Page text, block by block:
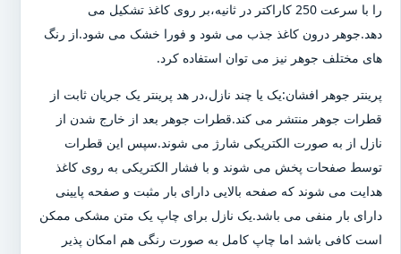
را با سرعت 250 کاراکتر در ثانیه،بر روی کاغذ تشکیل می
دهد.جوهر درون کاغذ جذب می شود و فورا خشک می شود.از رنگ
های مختلف جوهر نیز می توان استفاده کرد.
پرینتر جوهر افشان:یک یا چند نازل،در هد پرینتر یک جریان ثابت از
قطرات جوهر منتشر می کند.قطرات جوهر بعد از خارج شدن از
نازل از به صورت الکتریکی شارژ می شوند.سپس این قطرات
توسط صفحات پخش می شوند و با فشار الکتریکی به روی کاغذ
هدایت می شوند که صفحه بالایی دارای بار مثبت و صفحه پایینی
دارای بار منفی می باشد.یک نازل برای چاپ یک متن مشکی ممکن
است کافی باشد اما چاپ کامل به صورت رنگی هم امکان پذیر